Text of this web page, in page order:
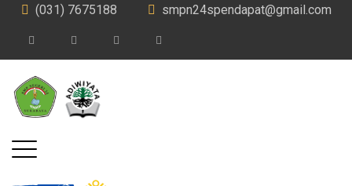
(031) 7675188 smpn24spendapat@gmail.com